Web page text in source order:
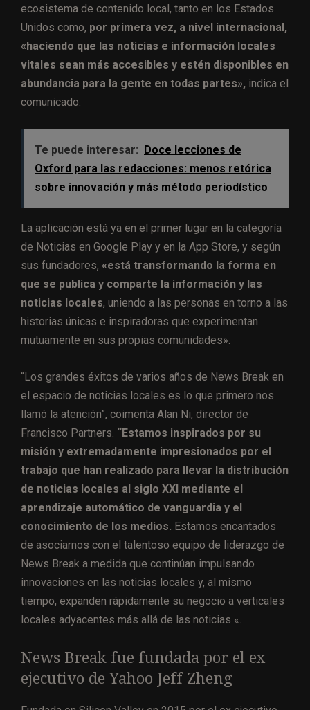
ecosistema de contenido local, tanto en los Estados
Unidos como, por primera vez, a nivel internacional,
«haciendo que las noticias e información locales
vitales sean más accesibles y estén disponibles en
abundancia para la gente en todas partes», indica el
comunicado.
Te puede interesar: Doce lecciones de
Oxford para las redacciones: menos retórica
sobre innovación y más método periodístico
La aplicación está ya en el primer lugar en la categoría
de Noticias en Google Play y en la App Store, y según
sus fundadores, «está transformando la forma en
que se publica y comparte la información y las
noticias locales, uniendo a las personas en torno a las
historias únicas e inspiradoras que experimentan
mutuamente en sus propias comunidades».
“Los grandes éxitos de varios años de News Break en
el espacio de noticias locales es lo que primero nos
llamó la atención”, coimenta Alan Ni, director de
Francisco Partners. “Estamos inspirados por su
misión y extremadamente impresionados por el
trabajo que han realizado para llevar la distribución
de noticias locales al siglo XXI mediante el
aprendizaje automático de vanguardia y el
conocimiento de los medios. Estamos encantados
de asociarnos con el talentoso equipo de liderazgo de
News Break a medida que continúan impulsando
innovaciones en las noticias locales y, al mismo
tiempo, expanden rápidamente su negocio a verticales
locales adyacentes más allá de las noticias «.
News Break fue fundada por el ex
ejecutivo de Yahoo Jeff Zheng